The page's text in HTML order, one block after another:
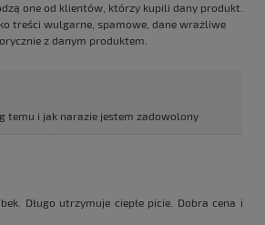
one od klientów, którzy kupili dany produkt.
treści wulgarne, spamowe, dane wrażliwe
z danym produktem.
temu i jak narazie jestem zadowolony
Długo utrzymuje ciepłe picie. Dobra cena i